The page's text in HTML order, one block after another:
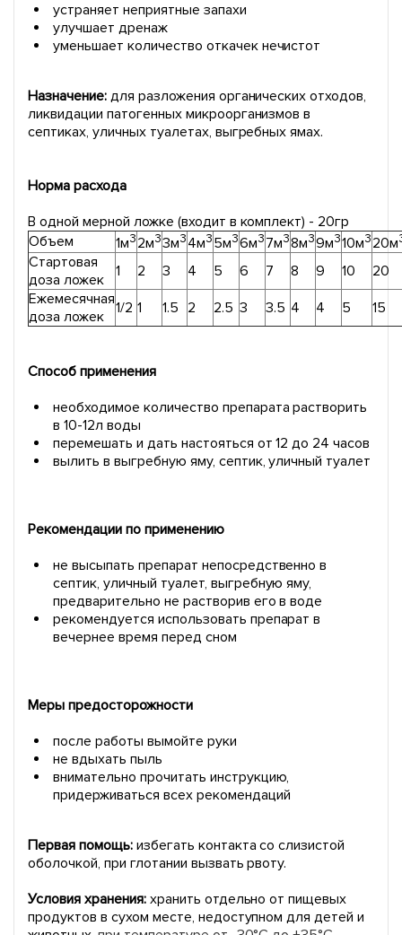
устраняет неприятные запахи
улучшает дренаж
уменьшает количество откачек нечистот
Назначение: для разложения органических отходов,
ликвидации патогенных микроорганизмов в
септиках, уличных туалетах, выгребных ямах.
Норма расхода
В одной мерной ложке (входит в комплект) - 20гр
Объем
1м32м33м34м35м36м37м38м39м310м320м
Стартовая
доза ложек
1 2 3 4 5 6 7 8 9 10
20
Ежемесячная
доза ложек
1/2 1 1.5 2 2.5 3 3.5 4 4 5 15
Способ применения
необходимое количество препарата растворить
в 10-12л воды
перемешать и дать настояться от 12 до 24 часов
вылить в выгребную яму, септик, уличный туалет
Рекомендации по применению
не высыпать препарат непосредственно в
септик, уличный туалет, выгребную яму,
предварительно не растворив его в воде
рекомендуется использовать препарат в
вечернее время перед сном
Меры предосторожности
после работы вымойте руки
не вдыхать пыль
внимательно прочитать инструкцию,
придерживаться всех рекомендаций
Первая помощь: избегать контакта со слизистой
оболочкой, при глотании вызвать рвоту.
Условия хранения:хранить отдельно от пищевых
продуктов в сухом месте, недоступном для детей и